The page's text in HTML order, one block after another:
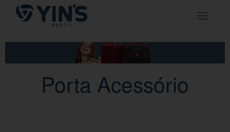
Pular
para
conteúdo
Toggle
Porta Acessório